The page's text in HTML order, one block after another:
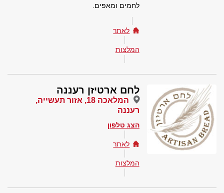
לחמים ומאפים.
לאתר
המלצות
לחם ארטיזן רעננה
המלאכה 18, אזור תעשייה,
רעננה
הצג טלפון
לאתר
המלצות